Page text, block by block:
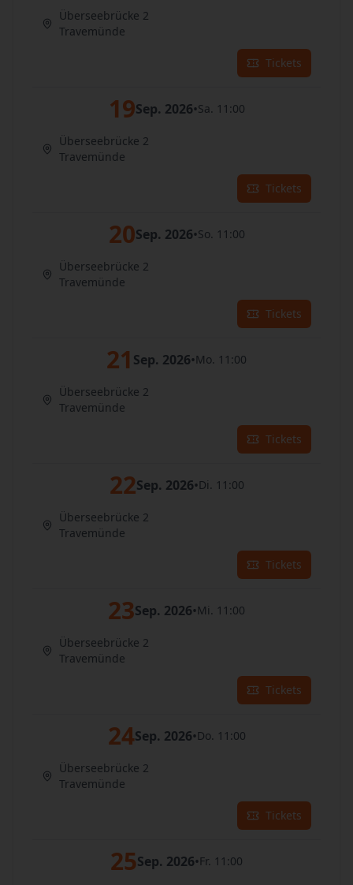
Überseebrücke 2
Travemünde
Tickets
19Sep. 2026•Sa. 11:00
Überseebrücke 2
Travemünde
Tickets
20Sep. 2026•So. 11:00
Überseebrücke 2
Travemünde
Tickets
21 Sep. 2026•Mo. 11:00
Überseebrücke 2
Travemünde
Tickets
22Sep. 2026•Di. 11:00
Überseebrücke 2
Travemünde
Tickets
23Sep. 2026•Mi. 11:00
Überseebrücke 2
Travemünde
Tickets
24Sep. 2026•Do. 11:00
Überseebrücke 2
Travemünde
Tickets
25Sep. 2026•Fr. 11:00